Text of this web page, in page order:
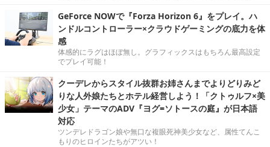
GeForce NOWで『Forza Horizon 6』をプレイ。ハ
ンドルコントローラー×クラウドゲーミングの底力を体
感
体感的にラグはほぼ無し。グラフィックスはもちろん最高設定
でプレイ可能！
クーデレからスタイル抜群お姉さんまでよりどりみど
りな人外娘たちとホテル経営しよう！「クトゥルフ×美
少女」テーマのADV『ヨグ=ソトースの庭』が日本語
対応
ツンデレドラゴン娘や無口な複眼死神美少女など、属性てんこ
もりのヒロインたちがアツい！